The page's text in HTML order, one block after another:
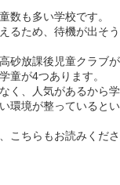
数も多い学校です。
るため、待機が出そう
砂放課後児童クラブが
童が4つあります。
く、人気があるから学
環境が整っているとい
こちらもお読みくださ